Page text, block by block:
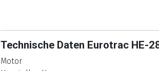
Technische Daten Eurotrac HE-
Motor